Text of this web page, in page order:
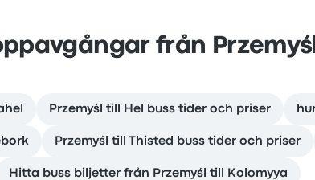
från Przemyśl
Przemyśl till Hel buss tider och priser
Przemyśl till Thisted buss tider och priser
Hitta buss biljetter från Przemyśl till Kolomyya